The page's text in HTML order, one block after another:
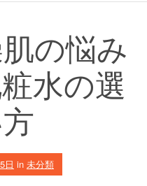
の悩み
水の選
日 in 未分類